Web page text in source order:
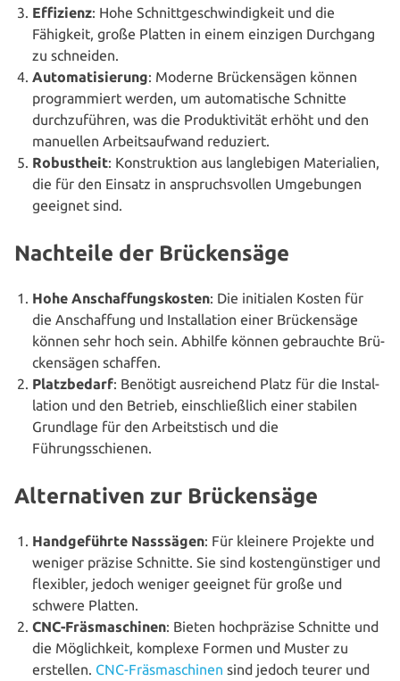
Effizienz: Hohe Schnitt­ge­schwin­dig­keit und die
Fähigkeit, große Platten in einem einzigen Durchgang
zu schneiden.
Auto­ma­ti­sie­rung: Moderne Brü­cken­sä­gen können
pro­gram­miert werden, um auto­ma­ti­sche Schnitte
durch­zu­füh­ren, was die Pro­duk­ti­vi­tät erhöht und den
manuellen Arbeits­auf­wand reduziert.
Robust­heit: Kon­struk­ti­on aus lang­le­bi­gen Mate­ria­li­en,
die für den Einsatz in anspruchs­vol­len Umge­bun­gen
geeignet sind.
Nachteile der Brückensäge
Hohe Anschaf­fungs­kos­ten: Die initialen Kosten für
die Anschaf­fung und Instal­la­ti­on einer Brü­cken­sä­ge
können sehr hoch sein. Abhilfe können gebrauch­te Brü­
cken­sä­gen schaffen.
Platz­be­darf: Benötigt aus­rei­chend Platz für die Instal­
la­ti­on und den Betrieb, ein­schließ­lich einer stabilen
Grundlage für den Arbeits­tisch und die
Führungsschienen.
Alternativen zur Brückensäge
Hand­ge­führ­te Nasssägen: Für kleinere Projekte und
weniger präzise Schnitte. Sie sind kos­ten­güns­ti­ger und
flexibler, jedoch weniger geeignet für große und
schwere Platten.
CNC-Fräs­ma­schi­nen: Bieten hoch­prä­zi­se Schnitte und
die Mög­lich­keit, komplexe Formen und Muster zu
erstellen. CNC-Fräs­ma­schi­nen sind jedoch teurer und